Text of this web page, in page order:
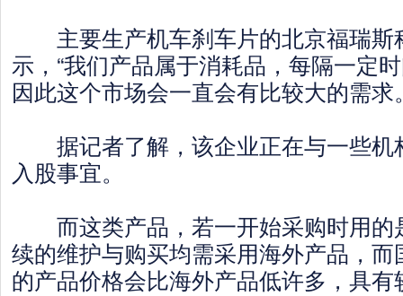
主要生产机车刹车片的北京福瑞斯
示，“我们产品属于消耗品，每隔一定
因此这个市场会一直会有比较大的需求
据记者了解，该企业正在与一些机
入股事宜。
而这类产品，若一开始采购时用的
续的维护与购买均需采用海外产品，
的产品价格会比海外产品低许多，具